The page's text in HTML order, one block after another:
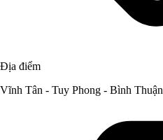
Địa điểm
Vĩnh Tân - Tuy Phong - Bình Thuận